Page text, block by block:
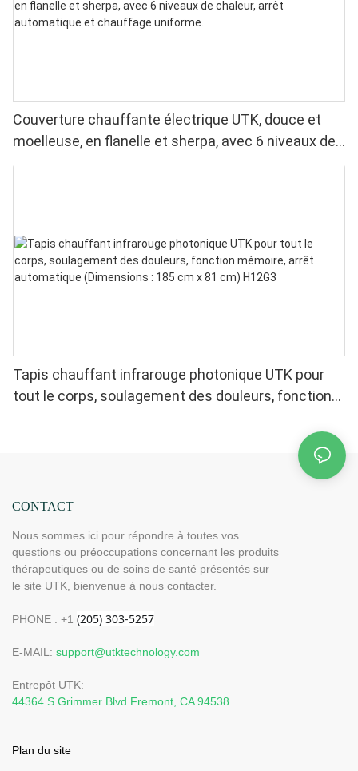
Couverture chauffante électrique UTK, douce et
moelleuse, en flanelle et sherpa, avec 6 niveaux de
chaleur, arrêt automatique et chauffage uniforme.
Tapis chauffant infrarouge photonique UTK pour
tout le corps, soulagement des douleurs, fonction
CONTACT
Nous sommes ici pour répondre à toutes vos
questions ou préoccupations concernant les produits
thérapeutiques ou de soins de santé présentés sur
le site UTK, bienvenue à nous contacter.
PHONE : +1
E-MAIL: support@utktechnology.com
Entrepôt UTK:
44364 S Grimmer Blvd Fremont, CA 94538
Plan du site